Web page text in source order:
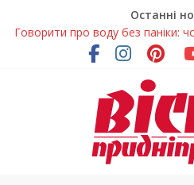
Останні
Лікар – на екрані: Як працюють
Дніпропетровщині
У Дніпрі триває масштабна
Пошуки тривають: на
розташування легендарного
Ветерани Дніпропетровщини